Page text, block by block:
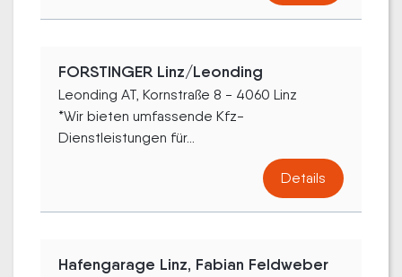
FORSTINGER Linz/Leonding
Leonding AT, Kornstraße 8 - 4060 Linz
*Wir bieten umfassende Kfz-
Dienstleistungen für...
Details
Hafengarage Linz, Fabian Feldweber